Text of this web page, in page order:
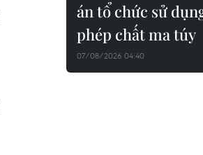
án tổ chức sử
phép chất ma túy
07/08/2026 04:40